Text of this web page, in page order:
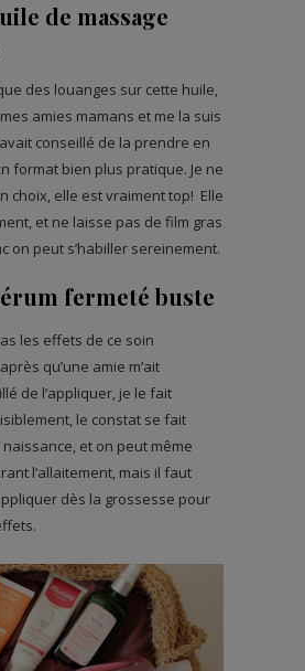
de massage
des louanges sur cette huile,
amies mamans et me la suis
conseillé de la prendre en
format bien plus pratique. Je ne
choix, elle est vraiment top! Elle
et ne laisse pas de film gras
on peut s’habiller sereinement.
fermeté buste
les effets de ce soin
qu’une amie m’ait
de l’appliquer, je le fait
le constat se fait
et on peut même
l’allaitement, mais il faut
dès la grossesse pour